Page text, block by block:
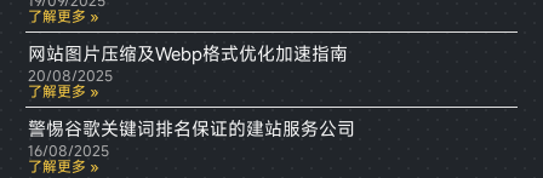
了解更多 »
网站图片压缩及Webp格式优化加速指南
20/08/2025
了解更多 »
警惕谷歌关键词排名保证的建站服务公司
16/08/2025
了解更多 »